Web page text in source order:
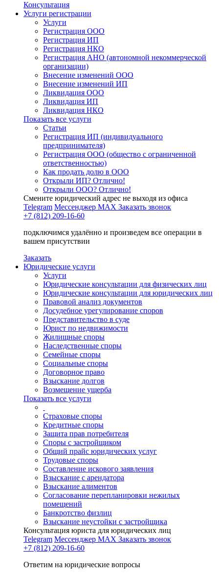
Консультация
Услуги регистрации
Услуги
Регистрация ООО
Регистрация ИП
Регистрация НКО
Регистрация АНО (автономной некоммерческой
организации)
Внесение изменений ООО
Внесение изменений ИП
Ликвидация ООО
Ликвидация ИП
Ликвидация НКО
Показать все услуги
Статьи
Регистрация ИП (индивидуального
предпринимателя)
Регистрация ООО (общество с ограниченной
ответственностью)
Как продать долю в ООО
Открыли ИП? Отлично!
Открыли ООО? Отлично!
Смените юридический адрес не выходя из офиса
Telegram Мессенджер MAX Заказать звонок
+7 (812) 209-16-60
подключимся удалённо и произведем все операции в
вашем присутствии
Заказать
Юридические услуги
Услуги
Юридические консультации для физических лиц
Юридические консультации для юридических лиц
Правовой анализ документов
Досудебное урегулирование споров
Представительство в суде
Юрист по недвижимости
Жилищные споры
Наследственные споры
Семейные споры
Социальные споры
Договорное право
Взыскание долгов
Возмещение ущерба
Показать все услуги
Страховые споры
Кредитные споры
Защита прав потребителя
Споры с застройщиком
Общий прайс юридических услуг
Трудовые споры
Составление искового заявления
Взыскание с арендатора
Взыскание алиментов
Cогласование перепланировки нежилых
помещений
Банкротство физлиц
Взыскание неустойки с застройщика
Консультация юриста для юридических лиц
Telegram Мессенджер MAX Заказать звонок
+7 (812) 209-16-60
Ответим на юридические вопросы